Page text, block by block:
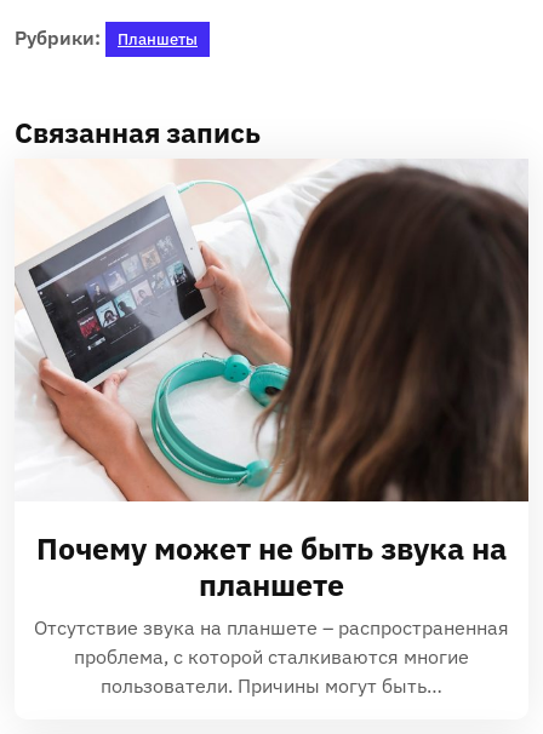
Рубрики: Планшеты
Связанная запись
Почему может не быть звука на
планшете
Отсутствие звука на планшете – распространенная
проблема, с которой сталкиваются многие
пользователи. Причины могут быть…